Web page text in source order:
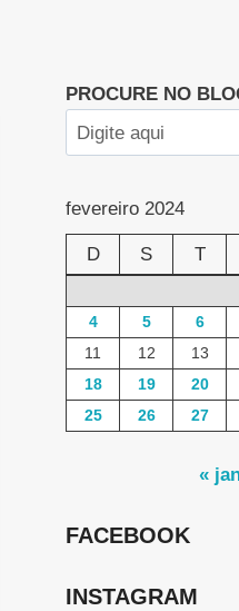
PROCURE NO
fevereiro 2024
D S T
4
5 6
11
12 13
18
19 20
25
26 27
«
FACEBOOK
INSTAGRAM